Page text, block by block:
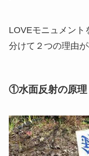
LOVEモニュメント
分けて２つの理由が
①水面反射の原理